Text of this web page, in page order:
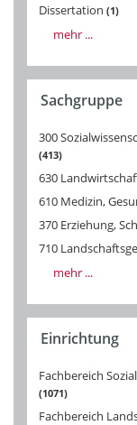
Dissertation 1
mehr ...
Sachgruppe
300
413
630
610 Medizin,
370 Erziehung,
710
mehr ...
Einrichtung
Fachbereich
1071
Fachbereich